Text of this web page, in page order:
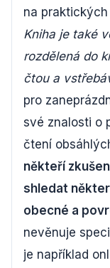
na
Kniha je také
rozdělená do
čtou a
pro
své znalosti o
čtení
někteří
shledat
obecné a
nevěnuje
je například